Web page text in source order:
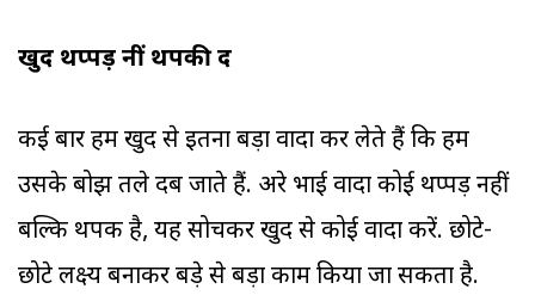
खुद थप्पड़ नीं थपकी दें
कई बार हम खुद से इतना बड़ा वादा कर लेते हैं कि हम
उसके बोझ तले दब जाते हैं. अरे भाई वादा कोई थप्पड़ नहीं
बल्कि थपकी है, यह सोचकर खुद से कोई वादा करें. छोटे-
छोटे लक्ष्य बनाकर बड़े से बड़ा काम किया जा सकता है.